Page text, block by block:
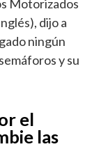
Motorizados
dijo a
ningún
y su
el
las